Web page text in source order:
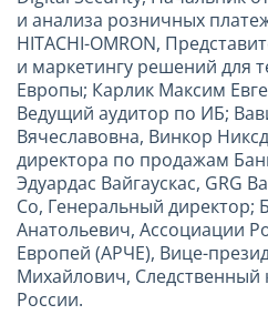
и анализа розничных
HITACHI-OMRON,
и маркетингу решений для
Европы; Карлик Максим
Ведущий аудитор по ИБ;
Вячеславовна, Винкор
директора по продажам
Эдуардас Вайгаускас, GRG
Co, Генеральный директор;
Анатольевич, Ассоциации
Европей (АРЧЕ), Вице-
Михайлович,
России.